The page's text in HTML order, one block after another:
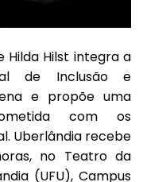
Hilda Hilst integra a
de Inclusão e
e propõe uma
com os
Uberlândia recebe
no Teatro da
(UFU), Campus